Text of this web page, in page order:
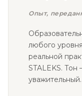
Опыт,
любого
реальной
STALEKS. Тон
уважительный.